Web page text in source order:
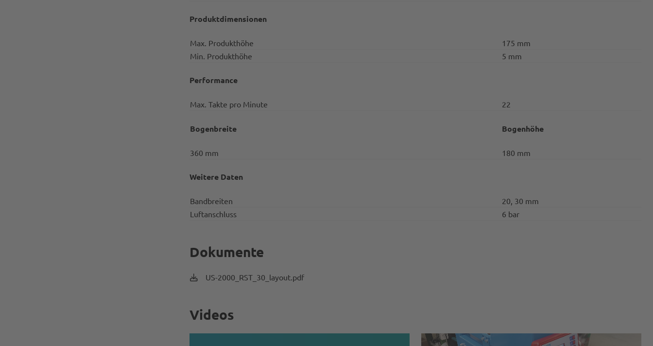
Produktdimensionen
Max. Produkthöhe
175 mm
Min. Produkthöhe
5 mm
Performance
Max. Takte pro Minute 22
Bogenbreite Bogenhöhe
360 mm 180 mm
Weitere Daten
Bandbreiten
20, 30 mm
Luftanschluss
6 bar
Dokumente
US-2000_RST_30_layout.pdf
Videos